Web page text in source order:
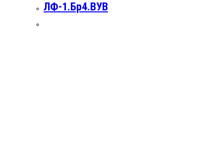
ЛФ-1.Бр4.ВУВ